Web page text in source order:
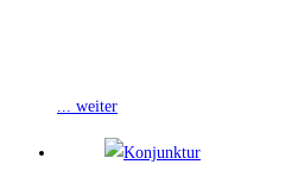
... weiter